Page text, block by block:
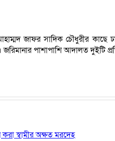
মোহাম্মদ জাফর সাদিক
পাশাপাশি আদালত দুইটি
স্বামীর অক্ষত মরদেহ